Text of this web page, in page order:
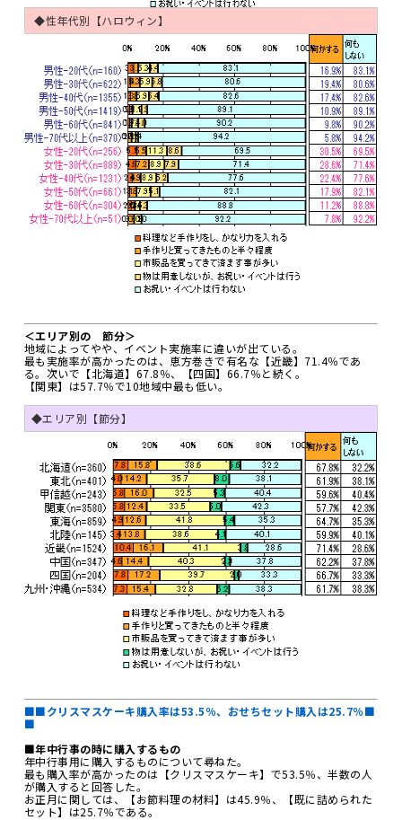
◆性年代別【ハロウィン】
＜エリア別の 節分＞
地域によってやや、イベント実施率に違いが出ている。
最も実施率が高かったのは、恵方巻きで有名な【近畿】71.4％であ
る。次いで【北海道】67.8％、【四国】66.7％と続く。
【関東】は57.7％で10地域中最も低い。
◆エリア別【節分】
■■クリスマスケーキ購入率は53.5％、おせちセット購入は25.7％■
■
■年中行事の時に購入するもの
年中行事用に購入するものについて尋ねた。
最も購入率が高かったのは【クリスマスケーキ】で53.5％、半数の人
が購入すると回答した。
お正月に関しては、【お節料理の材料】は45.9％、【既に詰められた
セット】は25.7％である。